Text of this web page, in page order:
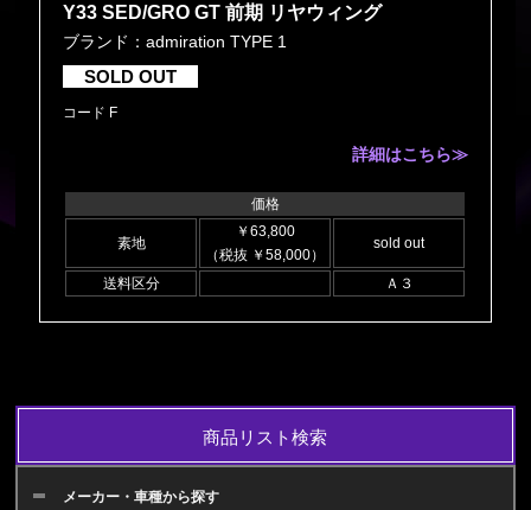
Y33 SED/GRO GT 前期 リヤウィング
ブランド：admiration TYPE 1
SOLD OUT
コード F
詳細はこちら≫
価格
素地
￥63,800
（税抜 ￥58,000）
sold out
送料区分 Ａ３
商品リスト検索
メーカー・車種から探す